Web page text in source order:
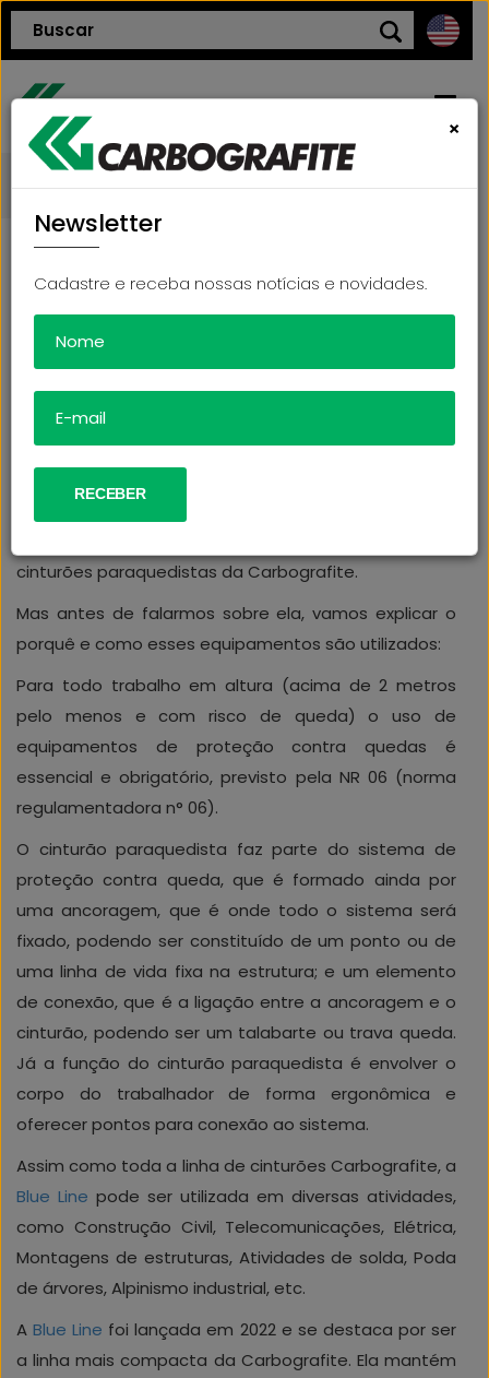
PRODUTOS
SUSTENTABILIDADE
Blog
CONHEÇA A BLUE LINE, NOVA LINHA DE
CINTURÕES PARAQUEDISTAS DA
CARBOGRAFITE
03/02/2023
cinturões paraquedistas da Carbografite.
Mas antes de falarmos sobre ela, vamos explicar o
porquê e como esses equipamentos são utilizados:
Para todo trabalho em altura (acima de 2 metros
pelo menos e com risco de queda) o uso de
equipamentos de proteção contra quedas é
essencial e obrigatório, previsto pela NR 06 (norma
regulamentadora n° 06).
O cinturão paraquedista faz parte do sistema de
proteção contra queda, que é formado ainda por
uma ancoragem, que é onde todo o sistema será
fixado, podendo ser constituído de um ponto ou de
uma linha de vida fixa na estrutura; e um elemento
de conexão, que é a ligação entre a ancoragem e o
cinturão, podendo ser um talabarte ou trava queda.
Já a função do cinturão paraquedista é envolver o
corpo do trabalhador de forma ergonômica e
oferecer pontos para conexão ao sistema.
Assim como toda a linha de cinturões Carbografite, a
Blue Line pode ser utilizada em diversas atividades,
como Construção Civil, Telecomunicações, Elétrica,
Montagens de estruturas, Atividades de solda, Poda
de árvores, Alpinismo industrial, etc.
ABlue Line foi lançada em 2022 e se destaca por ser
a linha mais compacta da Carbografite. Ela mantém
×
Newsletter
Cadastre e receba nossas notícias e novidades.